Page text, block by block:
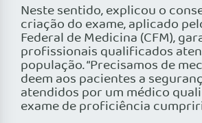
Neste sentido, explicou o
criação do exame, aplicado
Federal de Medicina (CFM),
profissionais qualificados
população. “Precisamos de
deem aos pacientes a
atendidos por um médico
exame de proficiência